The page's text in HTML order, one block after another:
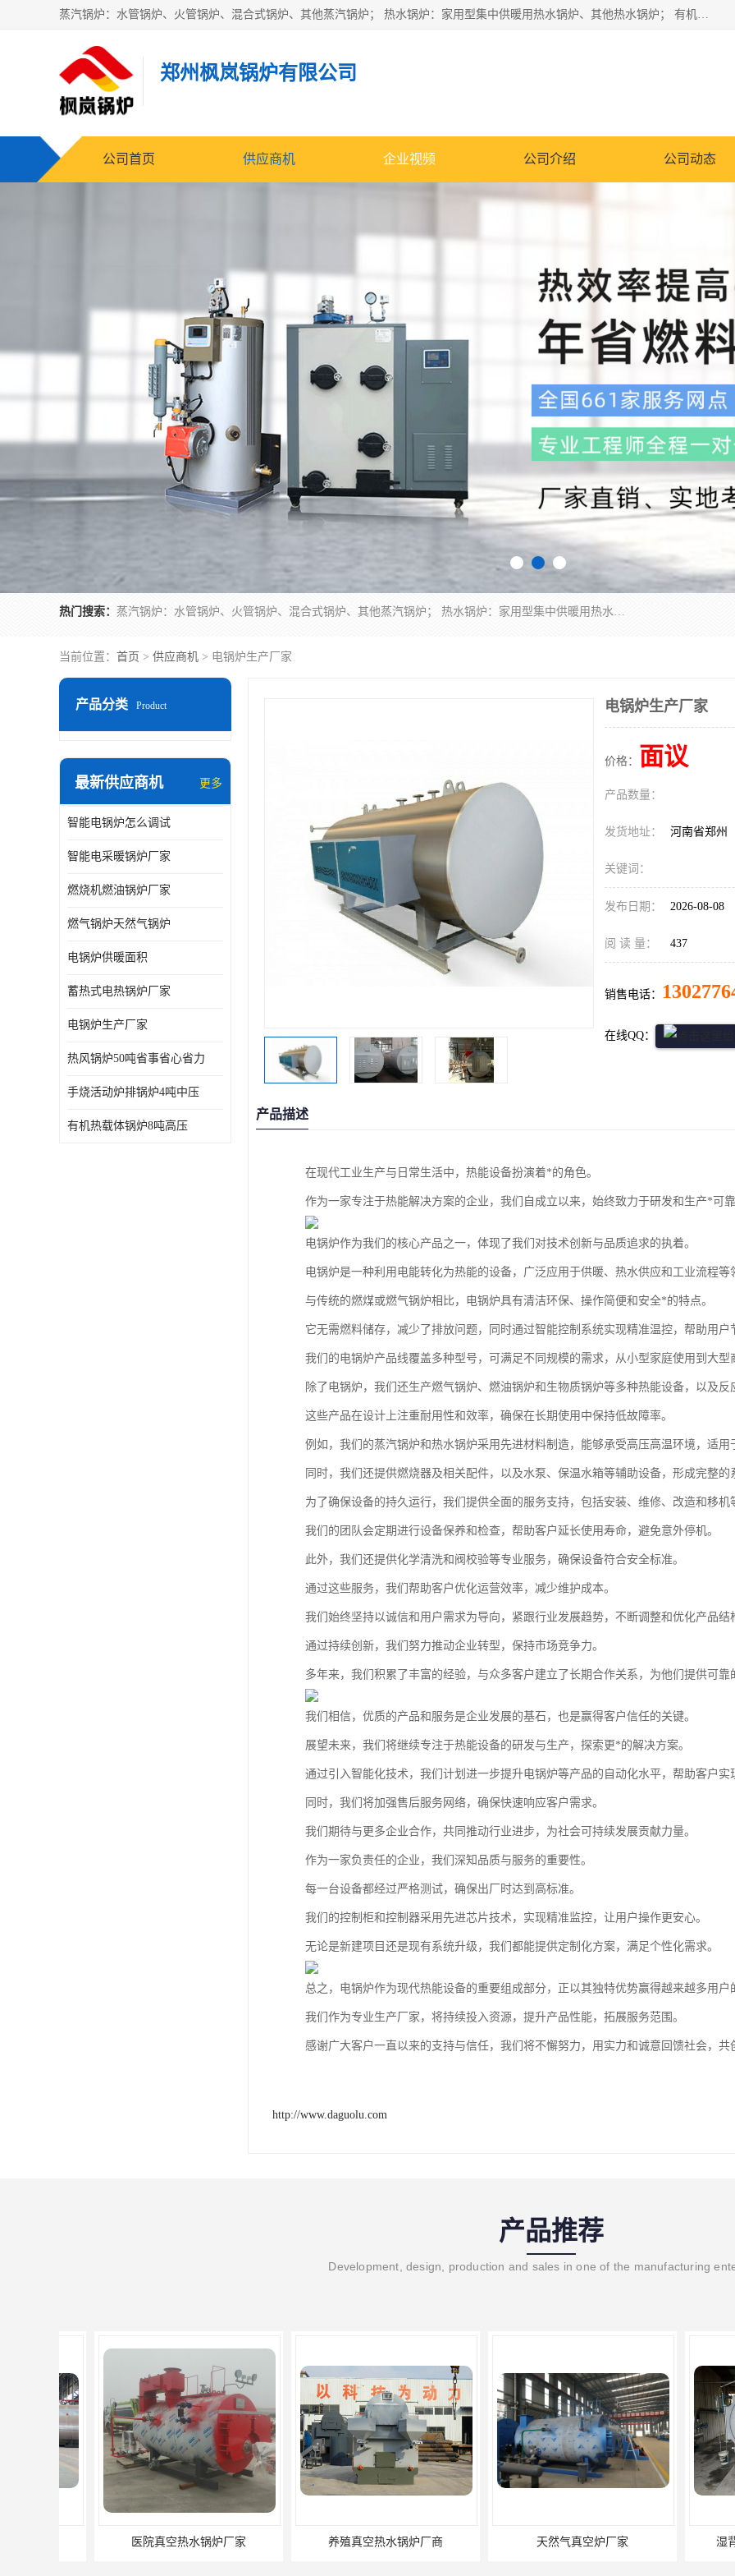
蒸汽锅炉：水管锅炉、火管锅炉、混合式锅炉、其他蒸汽锅炉； 热水锅炉：家用型集中供暖用热水锅炉、其他热水锅炉； 有机热载体锅炉； 船用蒸汽锅炉； （锅炉用辅助设备及装置）蒸汽冷凝器：表面冷凝器、混合式冷凝器、空冷式冷凝器、其他蒸汽冷凝器； 锅炉用辅助设备：节热器、蒸汽收集器、蓄能器、烟垢清除器、气体回收器、泥渣刮除器、空气预热器、其他锅炉用辅助设备；
郑州枫岚锅炉有限公司
公司首页 供应商机 企业视频 公司介绍 公司动态
热门搜索： 蒸汽锅炉：水管锅炉、火管锅炉、混合式锅炉、其他蒸汽锅炉； 热水锅炉：家用型集中供暖用热水锅炉、其他热水锅炉； 有机热载体锅炉； 船用蒸汽锅炉； （锅炉用辅助设备及装置）蒸汽冷凝器：表面冷凝器、混合式冷凝器、空冷式冷凝器、其他蒸汽冷凝器； 锅炉用辅助设备：节热器、蒸汽收集器、蓄能器、烟垢清除器、气体回收器、泥渣刮除器、空气预热器、其他锅炉用辅助设备；
当前位置： 首页 > 供应商机 > 电锅炉生产厂家
产品分类 Product
最新供应商机 更多
智能电锅炉怎么调试
智能电采暖锅炉厂家
燃烧机燃油锅炉厂家
燃气锅炉天然气锅炉
电锅炉供暖面积
蓄热式电热锅炉厂家
电锅炉生产厂家
热风锅炉50吨省事省心省力
手烧活动炉排锅炉4吨中压
有机热载体锅炉8吨高压
电锅炉生产厂家
价格： 面议
产品数量：
发货地址： 河南省郑州
关键词：
发布日期： 2026-08-08
阅 读 量： 437
销售电话：
在线QQ：
产品描述
在现代工业生产与日常生活中，热能设备扮演着*的角色。
作为一家专注于热能解决方案的企业，我们自成立以来，始终致力于研发和生产*可
电锅炉作为我们的核心产品之一，体现了我们对技术创新与品质追求的执着。
电锅炉是一种利用电能转化为热能的设备，广泛应用于供暖、热水供应和工业流程等
与传统的燃煤或燃气锅炉相比，电锅炉具有清洁环保、操作简便和安全*的特点。
它无需燃料储存，减少了排放问题，同时通过智能控制系统实现精准温控，帮助用户
我们的电锅炉产品线覆盖多种型号，可满足不同规模的需求，从小型家庭使用到大
除了电锅炉，我们还生产燃气锅炉、燃油锅炉和生物质锅炉等多种热能设备，以及
这些产品在设计上注重耐用性和效率，确保在长期使用中保持低故障率。
例如，我们的蒸汽锅炉和热水锅炉采用先进材料制造，能够承受高压高温环境，适
同时，我们还提供燃烧器及相关配件，以及水泵、保温水箱等辅助设备，形成完整的
为了确保设备的持久运行，我们提供全面的服务支持，包括安装、维修、改造和移机
我们的团队会定期进行设备保养和检查，帮助客户延长使用寿命，避免意外停机。
此外，我们还提供化学清洗和阀校验等专业服务，确保设备符合安全标准。
通过这些服务，我们帮助客户优化运营效率，减少维护成本。
我们始终坚持以诚信和用户需求为导向，紧跟行业发展趋势，不断调整和优化产品结
通过持续创新，我们努力推动企业转型，保持市场竞争力。
多年来，我们积累了丰富的经验，与众多客户建立了长期合作关系，为他们提供可靠
我们相信，优质的产品和服务是企业发展的基石，也是赢得客户信任的关键。
展望未来，我们将继续专注于热能设备的研发与生产，探索更*的解决方案。
通过引入智能化技术，我们计划进一步提升电锅炉等产品的自动化水平，帮助客户实
同时，我们将加强售后服务网络，确保快速响应客户需求。
我们期待与更多企业合作，共同推动行业进步，为社会可持续发展贡献力量。
作为一家负责任的企业，我们深知品质与服务的重要性。
每一台设备都经过严格测试，确保出厂时达到高标准。
我们的控制柜和控制器采用先进芯片技术，实现精准监控，让用户操作更安心。
无论是新建项目还是现有系统升级，我们都能提供定制化方案，满足个性化需求。
总之，电锅炉作为现代热能设备的重要组成部分，正以其独特优势赢得越来越多用户
我们作为专业生产厂家，将持续投入资源，提升产品性能，拓展服务范围。
感谢广大客户一直以来的支持与信任，我们将不懈努力，用实力和诚意回馈社会，共
http://www.daguolu.com
产品推荐
Development, design, production and sales in one of the manufacturing
医院真空热水锅炉厂家 养殖真空热水锅炉厂商 天然气真空炉厂家 湿背式真